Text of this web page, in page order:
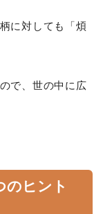
に対しても「煩
で、世の中に広
のヒント